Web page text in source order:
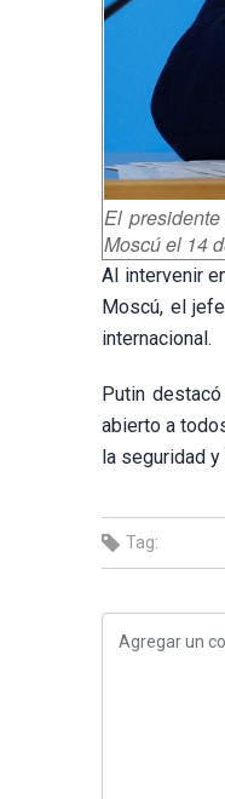
El
Moscú el 14
Al intervenir
Moscú, el
internacional.
Putin
abierto a
la seguridad
Tag: